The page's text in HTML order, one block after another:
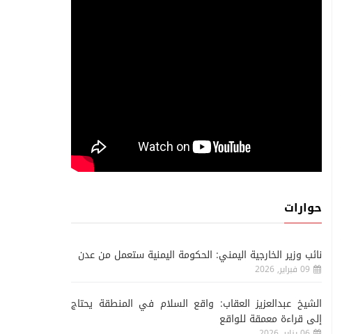
حوارات
نائب وزير الخارجية اليمني: الحكومة اليمنية ستعمل من عدن
09 فبراير, 2026
الشيخ عبدالعزيز العقاب: واقع السلام في المنطقة يحتاج
إلى قراءة معمقة للواقع